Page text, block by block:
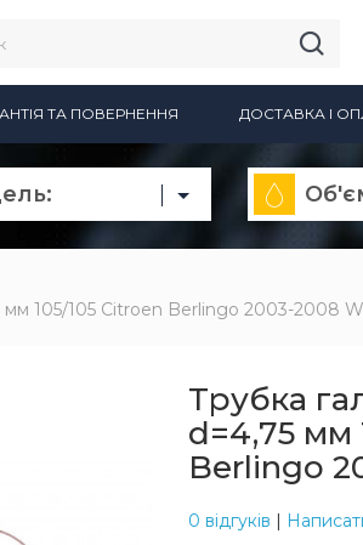
ТА ПОВЕРНЕННЯ ДОСТАВКА І
мм 105/105 Citroen Berlingo 2003-2008
Трубка
d=4,75 мм
Berlingo
0 відгуків |